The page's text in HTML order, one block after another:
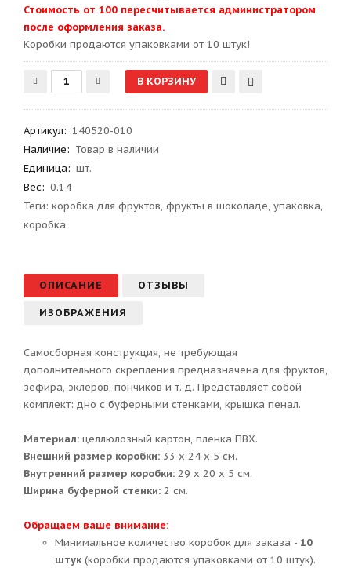
Стоимость от 100 пересчитывается администратором
после оформления заказа.
Kоробки продаются упаковками от 10 штук!
Артикул: 140520-010
Наличие: Товар в наличии
Единица: шт.
Вес: 0.14
Теги: коробка для фруктов, фрукты в шоколаде, упаковка,
коробка
ОПИСАНИЕ ОТЗЫВЫ
ИЗОБРАЖЕНИЯ
Самосборная конструкция, не требующая
дополнительного скрепления предназначена для фруктов,
зефира, эклеров, пончиков и т. д. Представляет собой
комплект: дно с буферными стенками, крышка пенал.
Материал: целлюлозный картон, пленка ПВХ.
Внешний размер коробки: 33 х 24 х 5 см.
Внутренний размер коробки: 29 х 20 х 5 см.
Ширина буферной стенки: 2 см.
Обращаем ваше внимание:
Минимальное количество коробок для заказа - 10
штук(коробки продаются упаковками от 10 штук).